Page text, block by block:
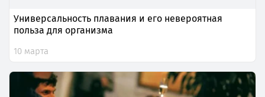
Универсальность плавания и его невероятная
польза для организма
10 марта